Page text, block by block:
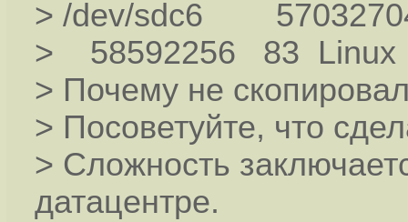
> /dev/sdc6
> 58592256 83 Linux
> Почему не
> Посоветуйте, что
> Сложность
датацентре.